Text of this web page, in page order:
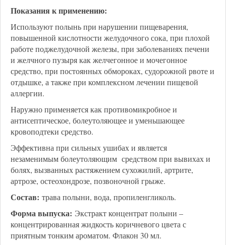
Показания к применению:
Используют полынь при нарушении пищеварения,
повышенной кислотности желудочного сока, при плохой
работе поджелудочной железы, при заболеваниях печени
и желчного пузыря как желчегонное и мочегонное
средство, при постоянных обмороках, судорожной рвоте и
отдышке, а также при комплексном лечении пищевой
аллергии.
Наружно применяется как противомикробное и
антисептическое, болеутоляющее и уменьшающее
кровоподтеки средство.
Эффективна при сильных ушибах и является
незаменимым болеутоляющим средством при вывихах и
болях, вызванных растяжением сухожилий, артрите,
артрозе, остеохондрозе, позвоночной грыже.
Состав: трава полыни, вода, пропиленгликоль.
Форма выпуска: Экстракт концентрат полыни –
концентрированная жидкость коричневого цвета с
приятным тонким ароматом. Флакон 30 мл.